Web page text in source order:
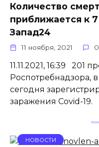
Количество
приближается к
Запад24
11 ноября, 2021 0
11.11.2021, 16:39 201
Роспотребнадзора,
сегодня
заражения Covid-19.
НОВОСТИ